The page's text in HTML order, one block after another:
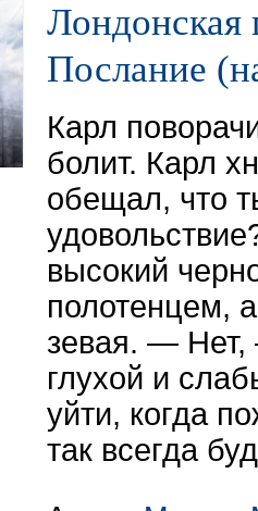
Лондонская
Послание
Карл
болит. Карл
обещал, что
высокий
полотенцем,
зевая. — Нет,
глухой и
уйти, когда
так всегда